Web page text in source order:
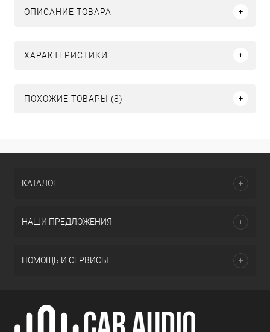
ОПИСАНИЕ ТОВАРА
ХАРАКТЕРИСТИКИ
ПОХОЖИЕ ТОВАРЫ (8)
КАТАЛОГ
НАШИ ПРЕДЛОЖЕНИЯ
ПОМОЩЬ И СЕРВИСЫ